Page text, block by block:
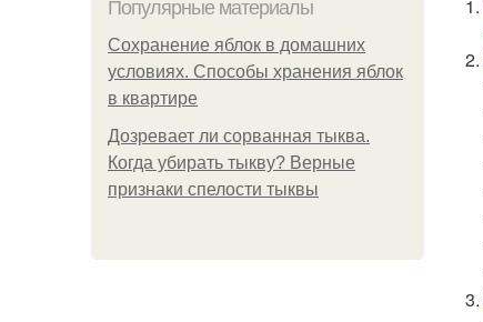
Популярные материалы
Сохранение яблок в домашних
условиях. Способы хранения яблок
в квартире
Дозревает ли сорванная тыква.
Когда убирать тыкву? Верные
признаки спелости тыквы